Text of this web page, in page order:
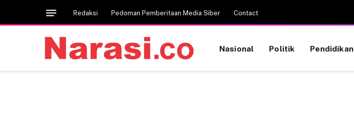
Redaksi Pedoman Pemberitaan Media Siber Contact
Nasional Politik Pendidikan